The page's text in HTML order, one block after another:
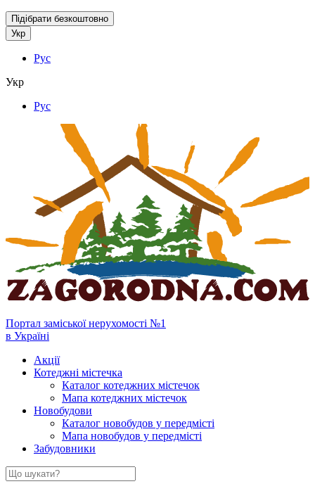
Підібрати безкоштовно
Укр
Рус
Укр
Рус
Портал заміської нерухомості №1
в Україні
Акції
Котеджні містечка
Каталог котеджних містечок
Мапа котеджних містечок
Новобудови
Каталог новобудов у передмісті
Мапа новобудов у передмісті
Забудовники